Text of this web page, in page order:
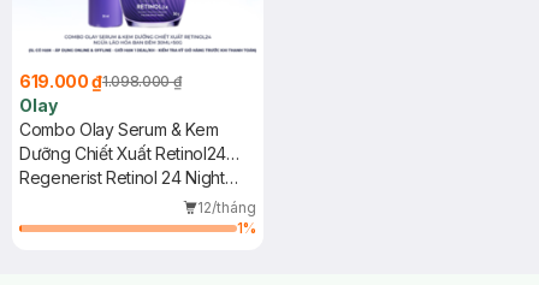
619.000 ₫1.098.000 ₫
Olay
Combo Olay Serum & Kem
Dưỡng Chiết Xuất Retinol24
Ngừa Lão Hóa Ban Đêm
Regenerist Retinol 24 Night
Serum Fragrance-Free +
Moisturiser
12/tháng
1%